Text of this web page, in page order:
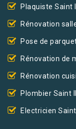
Plaquiste Saint
Rénovation
Pose de
Rénovation de
Rénovation
Plombier Saint
Electricien